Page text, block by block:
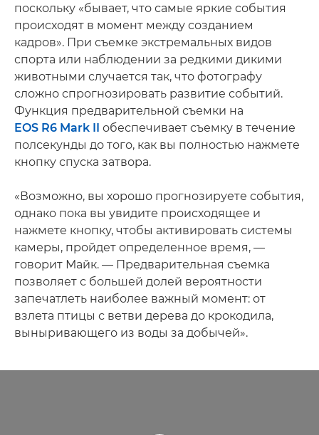
поскольку «бывает, что самые яркие события
происходят в момент между созданием
кадров». При съемке экстремальных видов
спорта или наблюдении за редкими дикими
животными случается так, что фотографу
сложно спрогнозировать развитие событий.
Функция предварительной съемки на
EOS R6 Mark II обеспечивает съемку в течение
полсекунды до того, как вы полностью нажмете
кнопку спуска затвора.
«Возможно, вы хорошо прогнозируете события,
однако пока вы увидите происходящее и
нажмете кнопку, чтобы активировать системы
камеры, пройдет определенное время, —
говорит Майк. — Предварительная съемка
позволяет с большей долей вероятности
запечатлеть наиболее важный момент: от
взлета птицы с ветви дерева до крокодила,
выныривающего из воды за добычей».